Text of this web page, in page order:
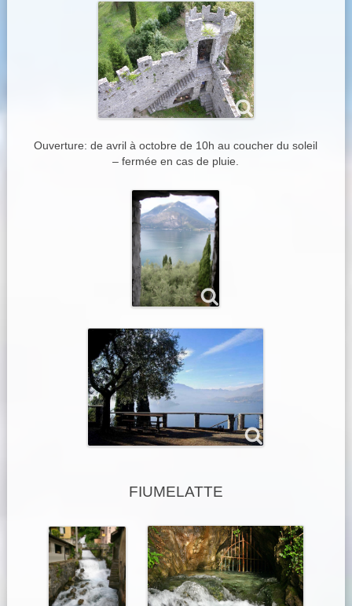
Ouverture: de avril à octobre de 10h au coucher du soleil
– fermée en cas de pluie.
FIUMELATTE